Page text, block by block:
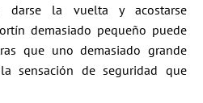
darse la vuelta y acostarse
demasiado pequeño puede
que uno demasiado grande
sensación de seguridad que